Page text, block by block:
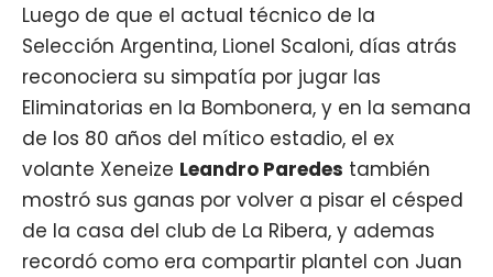
Luego de que el actual técnico de la
Selección Argentina, Lionel Scaloni, días atrás
reconociera su simpatía por jugar las
Eliminatorias en la Bombonera, y en la semana
de los 80 años del mítico estadio, el ex
volante Xeneize Leandro Paredes también
mostró sus ganas por volver a pisar el césped
de la casa del club de La Ribera, y ademas
recordó como era compartir plantel con Juan